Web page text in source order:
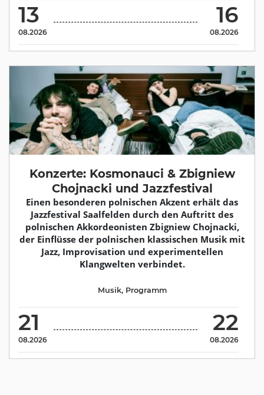
13
08.2026
16
08.2026
Konzerte: Kosmonauci & Zbigniew
Chojnacki und Jazzfestival
Einen besonderen polnischen Akzent erhält das
Jazzfestival Saalfelden durch den Auftritt des
polnischen Akkordeonisten Zbigniew Chojnacki,
der Einflüsse der polnischen klassischen Musik mit
Jazz, Improvisation und experimentellen
Klangwelten verbindet.
21
08.2026
22
08.2026
Musik, Programm